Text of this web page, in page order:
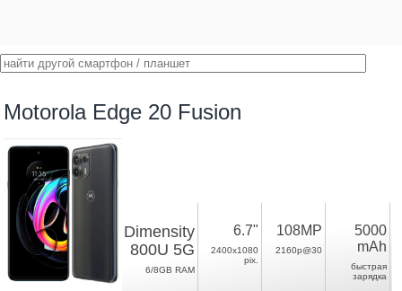
Motorola Edge 20 Fusion
Dimensity
800U 5G
6/8GB RAM
6.7"
2400x1080
pix.
108MP
2160p@30
5000
mAh
быстрая
зарядка